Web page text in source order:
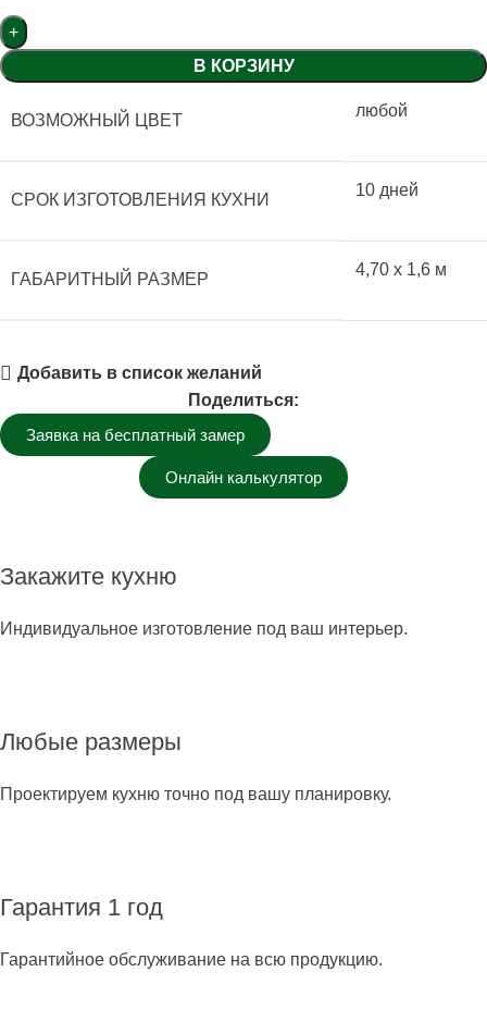
В КОРЗИНУ
ВОЗМОЖНЫЙ ЦВЕТ
любой
СРОК ИЗГОТОВЛЕНИЯ КУХНИ
10 дней
ГАБАРИТНЫЙ РАЗМЕР
4,70 x 1,6 м
Добавить в список желаний
Поделиться:
Заявка на бесплатный замер
Онлайн калькулятор
Закажите кухню
Индивидуальное изготовление под ваш интерьер.
Любые размеры
Проектируем кухню точно под вашу планировку.
Гарантия 1 год
Гарантийное обслуживание на всю продукцию.